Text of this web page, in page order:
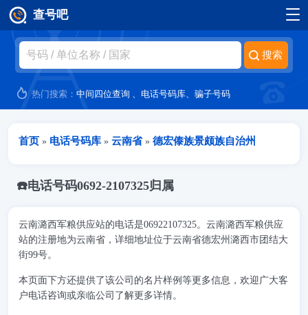
跳转到主要内容
查号吧
热门搜索：中间四位查询 、 电话号码库、骗子号码
当前位置
首页 » 电话号码库 » 云南省 » 德宏傣族景颇族自治州
☎️电话号码0692-2107325归属
云南潞西军粮供应站的电话是06922107325。云南潞西军粮供应
站的注册地为云南省，详细地址位于云南省德宏州潞西市团结大
街99号。
本页面下方还提供了该公司的名片样例等更多信息，欢迎广大客
户电话咨询或亲临公司了解更多详情。